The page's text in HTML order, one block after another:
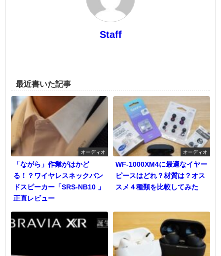
Staff
最近書いた記事
オーディオ
「ながら」作業がはかど
る！？ワイヤレスネックバン
ドスピーカー「SRS-NB10 」
正直レビュー
オーディオ
WF-1000XM4に最適なイヤー
ピースはどれ？材質は？オス
スメ４種類を比較してみた